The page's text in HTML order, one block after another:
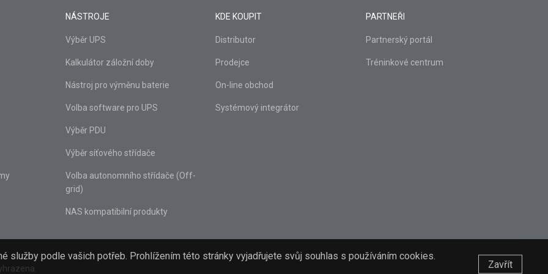
služby podle vašich potřeb. Prohlížením této stránky vyjadřujete svůj souhlas s používáním cookies.
Zavřít
NÁSTROJE
Výběr UPS
Kalkulátor záložní doby
Nástroj pro výměnu baterie
Volba software pro UPS
Výběr PDU
Výběr síťového střídače
Volba autonomního střídače (Off-
grid)
NAS kompatibilní produkty
KDE KOUPIT
Distributor
Prodejce
On-line obchod
Systémový integrátor
PARTNEŘI
Partnerský portál
Tréninkové centrum